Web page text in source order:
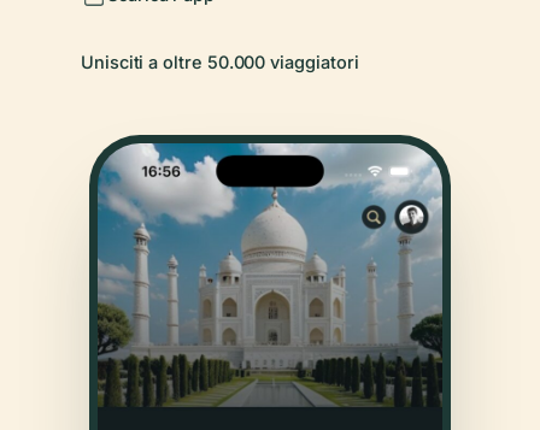
Unisciti a oltre 50.000 viaggiatori